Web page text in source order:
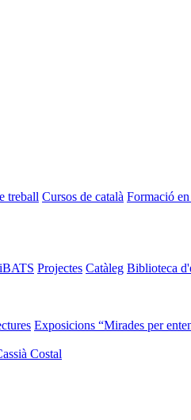
treball Cursos de català Formació
Projectes Catàleg Biblioteca
Exposicions “Mirades per
Costal